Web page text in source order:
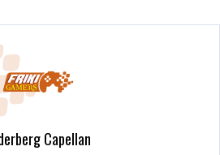
Capellan